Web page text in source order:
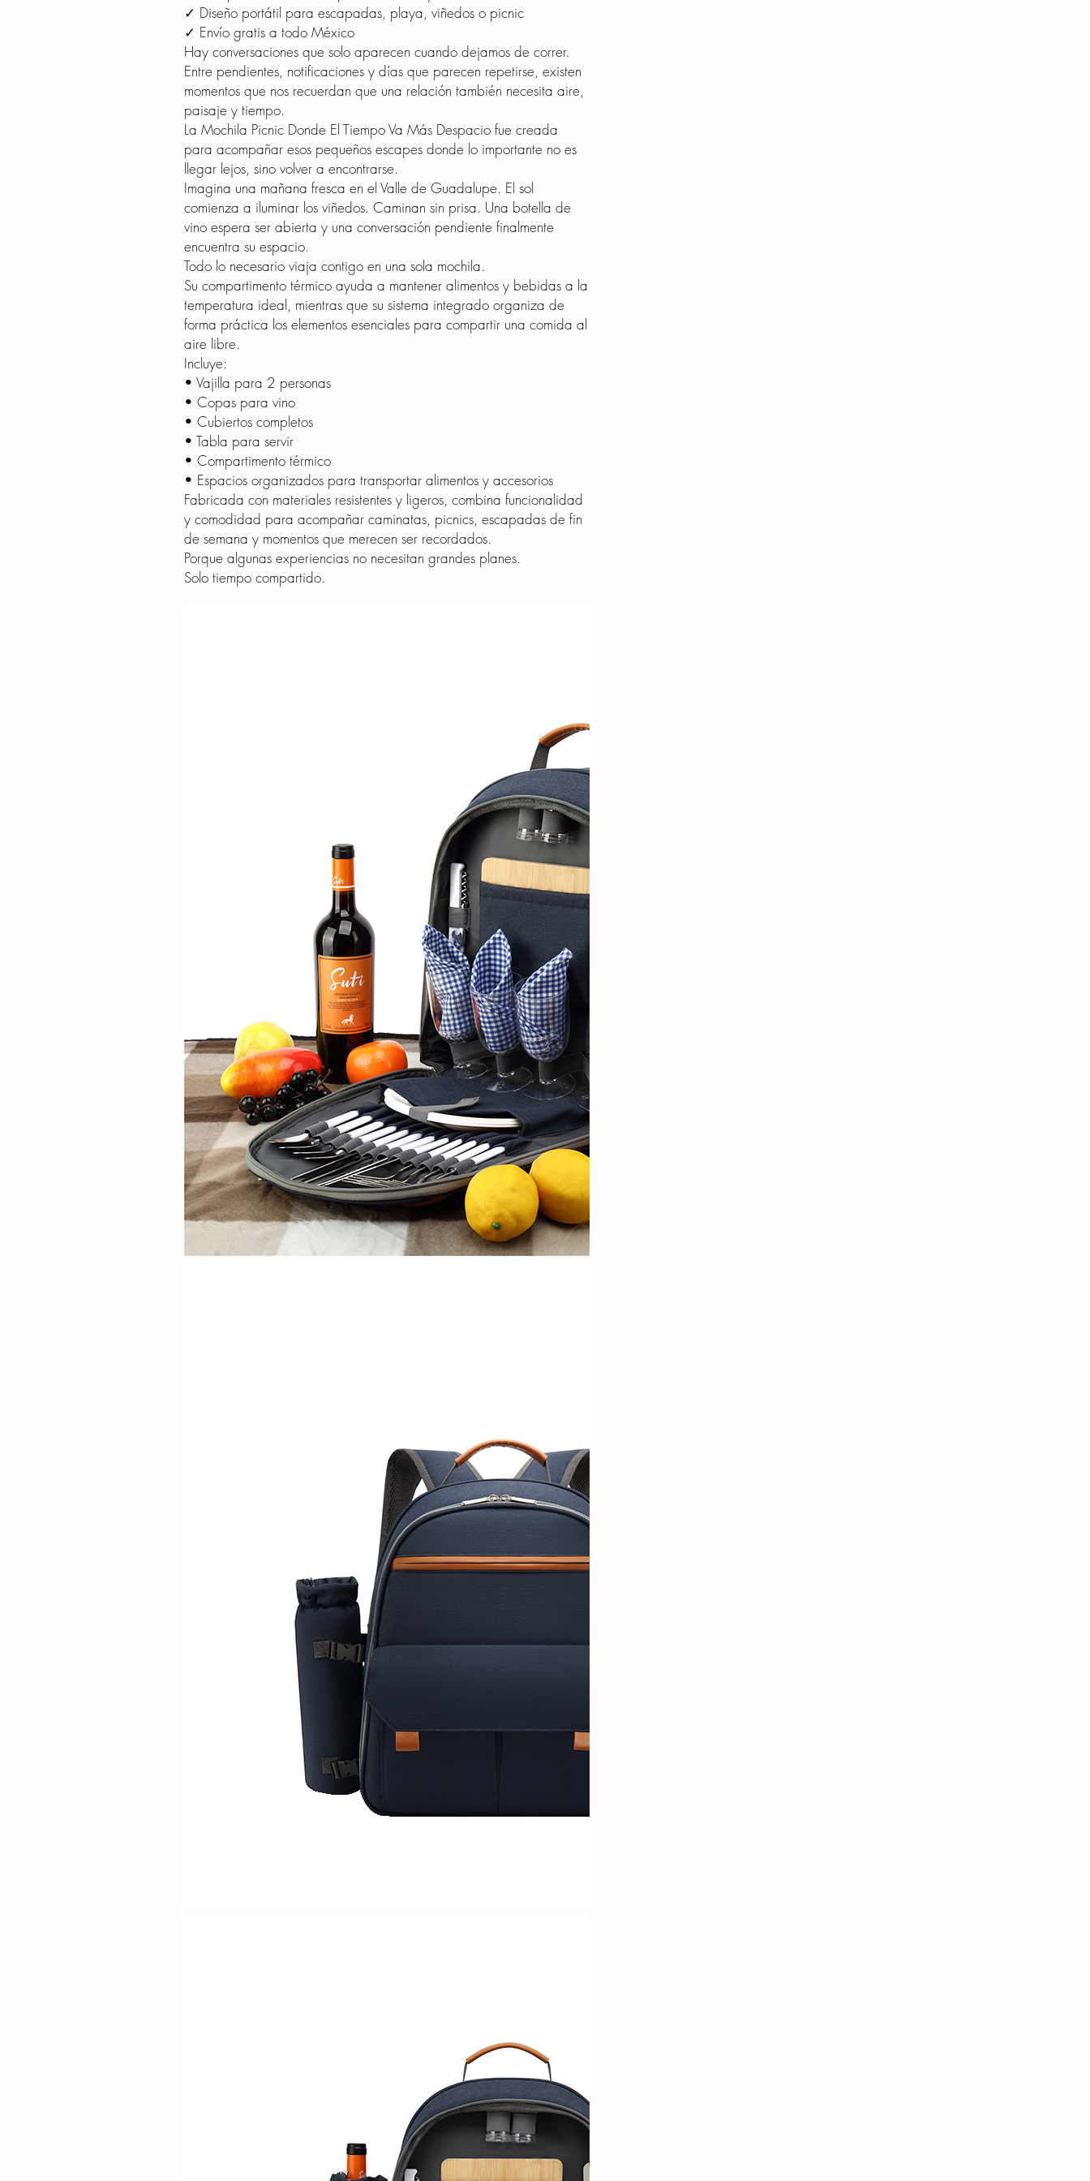
✓ Diseño portátil para escapadas, playa, viñedos o picnic
✓ Envío gratis a todo México
Hay conversaciones que solo aparecen cuando dejamos de correr.
Entre pendientes, notificaciones y días que parecen repetirse, existen
momentos que nos recuerdan que una relación también necesita aire,
paisaje y tiempo.
La Mochila Picnic Donde El Tiempo Va Más Despacio fue creada
para acompañar esos pequeños escapes donde lo importante no es
llegar lejos, sino volver a encontrarse.
Imagina una mañana fresca en el Valle de Guadalupe. El sol
comienza a iluminar los viñedos. Caminan sin prisa. Una botella de
vino espera ser abierta y una conversación pendiente finalmente
encuentra su espacio.
Todo lo necesario viaja contigo en una sola mochila.
Su compartimento térmico ayuda a mantener alimentos y bebidas a la
temperatura ideal, mientras que su sistema integrado organiza de
forma práctica los elementos esenciales para compartir una comida al
aire libre.
Incluye:
• Vajilla para 2 personas
• Copas para vino
• Cubiertos completos
• Tabla para servir
• Compartimento térmico
• Espacios organizados para transportar alimentos y accesorios
Fabricada con materiales resistentes y ligeros, combina funcionalidad
y comodidad para acompañar caminatas, picnics, escapadas de fin
de semana y momentos que merecen ser recordados.
Porque algunas experiencias no necesitan grandes planes.
Solo tiempo compartido.